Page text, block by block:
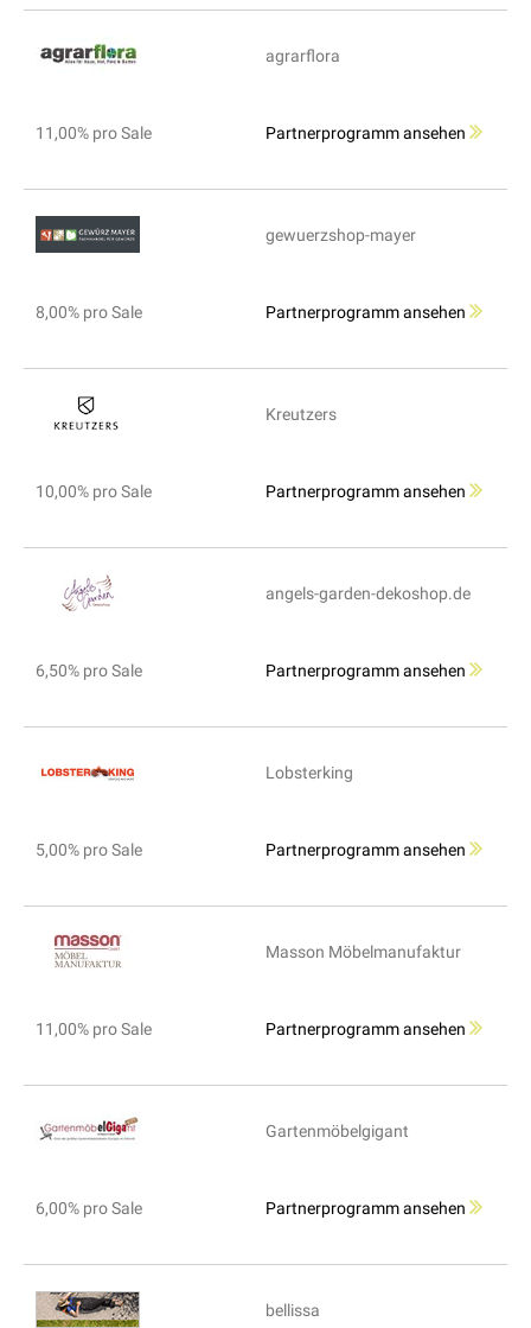
agrarflora
11,00% pro Sale Partnerprogramm ansehen
gewuerzshop-mayer
8,00% pro Sale Partnerprogramm ansehen
Kreutzers
10,00% pro Sale Partnerprogramm ansehen
angels-garden-dekoshop.de
6,50% pro Sale Partnerprogramm ansehen
Lobsterking
5,00% pro Sale Partnerprogramm ansehen
Masson Möbelmanufaktur
11,00% pro Sale Partnerprogramm ansehen
Gartenmöbelgigant
6,00% pro Sale Partnerprogramm ansehen
bellissa